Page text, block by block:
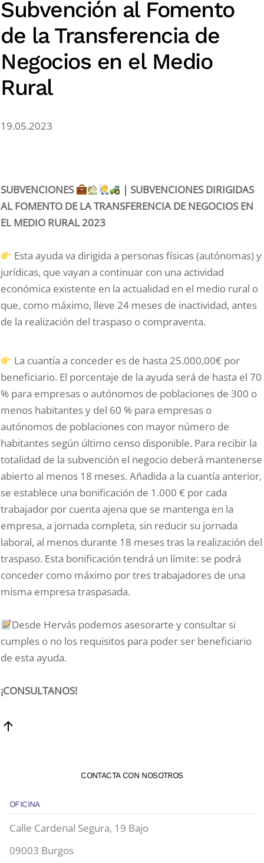
Subvención al Fomento
de la Transferencia de
Negocios en el Medio
Rural
19.05.2023
SUBVENCIONES
| SUBVENCIONES DIRIGIDAS
AL FOMENTO DE LA TRANSFERENCIA DE NEGOCIOS EN
EL MEDIO RURAL 2023
Esta ayuda va dirigida a personas físicas (autónomas) y
jurídicas, que vayan a continuar con una actividad
económica existente en la actualidad en el medio rural o
que, como máximo, lleve 24 meses de inactividad, antes
de la realización del traspaso o compraventa.
La cuantía a conceder es de hasta 25.000,00€ por
beneficiario. El porcentaje de la ayuda será de hasta el 70
% para empresas o autónomos de poblaciones de 300 o
menos habitantes y del 60 % para empresas o
autónomos de poblaciones con mayor número de
habitantes según último censo disponible. Para recibir la
totalidad de la subvención el negocio deberá mantenerse
abierto al menos 18 meses. Añadida a la cuantía anterior,
se establece una bonificación de 1.000 € por cada
trabajador por cuenta ajena que se mantenga en la
empresa, a jornada completa, sin reducir su jornada
laboral, al menos durante 18 meses tras la realización del
traspaso. Esta bonificación tendrá un límite: se podrá
conceder como máximo por tres trabajadores de una
misma empresa traspasada.
Desde Hervás podemos asesorarte y consultar si
cumples o no los requisitos para poder ser beneficiario
de esta ayuda.
¡CONSULTANOS!
CONTACTA CON NOSOTROS
OFICINA
Calle Cardenal Segura, 19 Bajo
09003 Burgos